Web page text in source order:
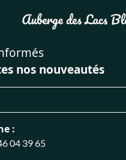
nos nouveautés
:
04 39 65